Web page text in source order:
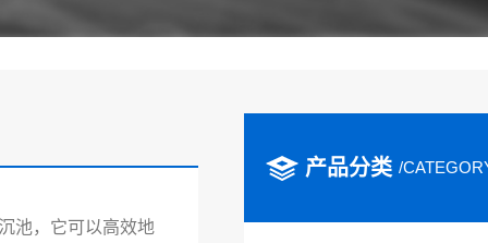
池，它可以高效地
产品分类 /